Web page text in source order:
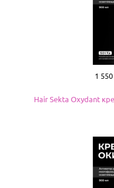
Цена
1 550
Hair Sekta Oxydant